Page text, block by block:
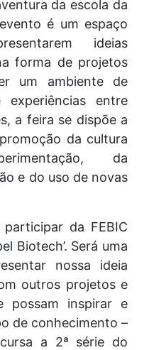
da escola da
é um espaço
ideias
forma de projetos
um ambiente de
entre
a feira se dispõe a
da cultura
da
e do uso de novas
da FEBIC
Biotech’. Será uma
nossa ideia
outros projetos e
possam inspirar e
de conhecimento –
a 2ª série do